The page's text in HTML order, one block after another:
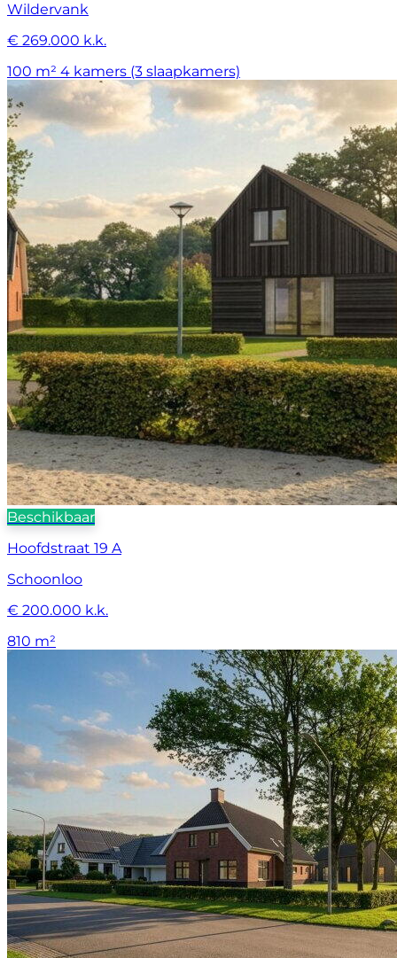
Wildervank
€ 269.000 k.k.
100 m² 4 kamers (3 slaapkamers)
Beschikbaar
Hoofdstraat 19 A
Schoonloo
€ 200.000 k.k.
810 m²